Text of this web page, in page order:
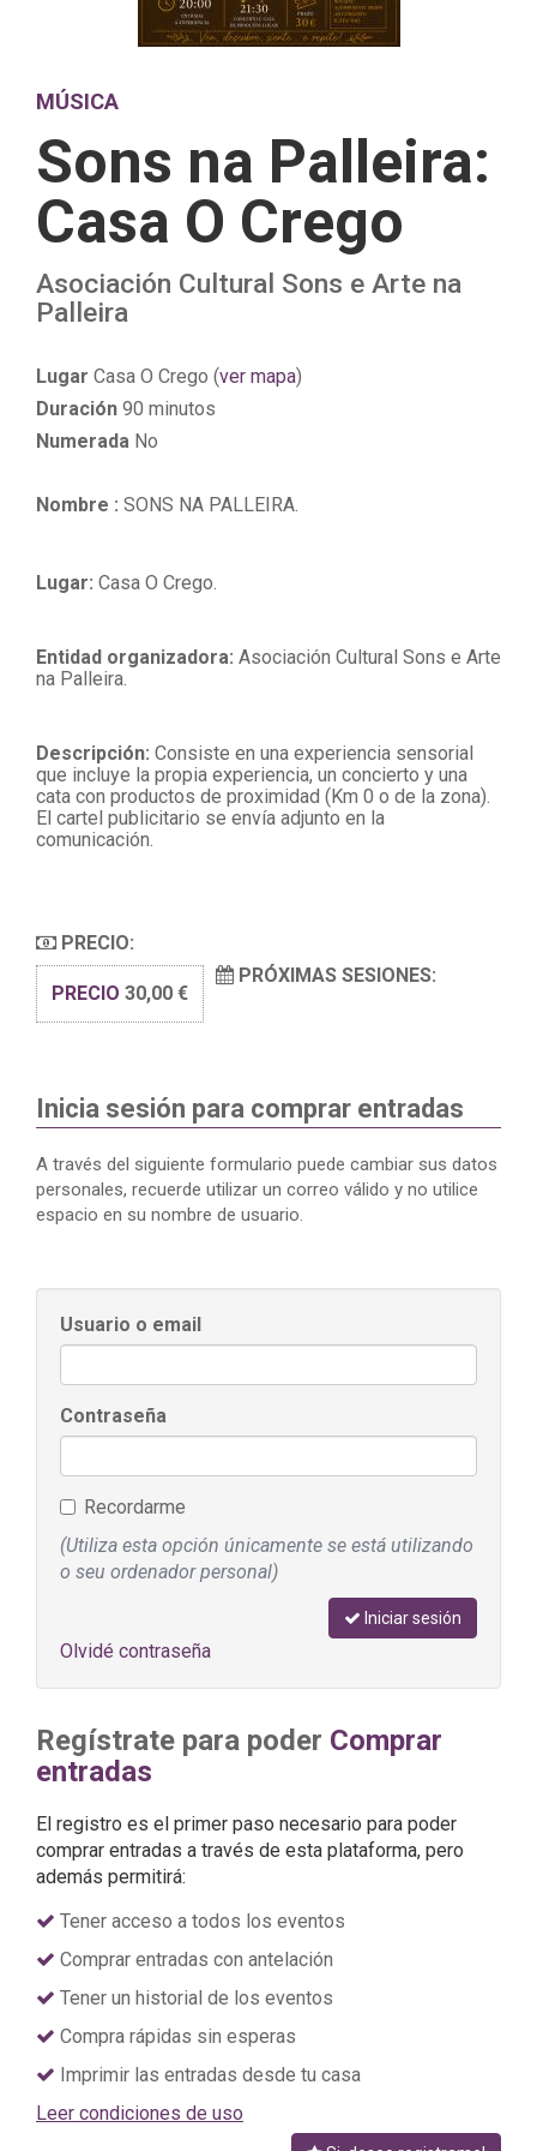
MÚSICA
Sons na Palleira:
Casa O Crego
Asociación Cultural Sons e Arte na
Palleira
Lugar Casa O Crego (ver mapa)
Duración 90 minutos
Numerada No
Nombre : SONS NA PALLEIRA.
Lugar: Casa O Crego.
Entidad organizadora: Asociación Cultural Sons e Arte
na Palleira.
Descripción: Consiste en una experiencia sensorial
que incluye la propia experiencia, un concierto y una
cata con productos de proximidad (Km 0 o de la zona).
El cartel publicitario se envía adjunto en la
comunicación.
PRECIO:
PRECIO 30,00 €
PRÓXIMAS SESIONES:
Inicia sesión para comprar entradas
A través del siguiente formulario puede cambiar sus datos
personales, recuerde utilizar un correo válido y no utilice
espacio en su nombre de usuario.
Usuario o email
Contraseña
Recordarme
(Utiliza esta opción únicamente se está utilizando
o seu ordenador personal)
Iniciar sesión
Olvidé contraseña
Regístrate para poder Comprar
entradas
El registro es el primer paso necesario para poder
comprar entradas a través de esta plataforma, pero
además permitirá:
Tener acceso a todos los eventos
Comprar entradas con antelación
Tener un historial de los eventos
Compra rápidas sin esperas
Imprimir las entradas desde tu casa
Leer condiciones de uso